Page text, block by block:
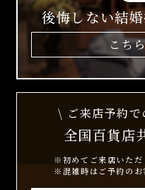
後悔しない結
こち
\ ご来店予約
全国百貨店
※初めてご来店いただ
※混雑時はご予約のお